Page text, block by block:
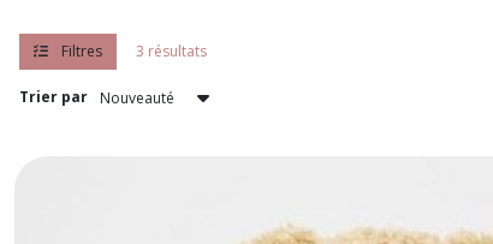
Filtres 3 résultats
Trier par